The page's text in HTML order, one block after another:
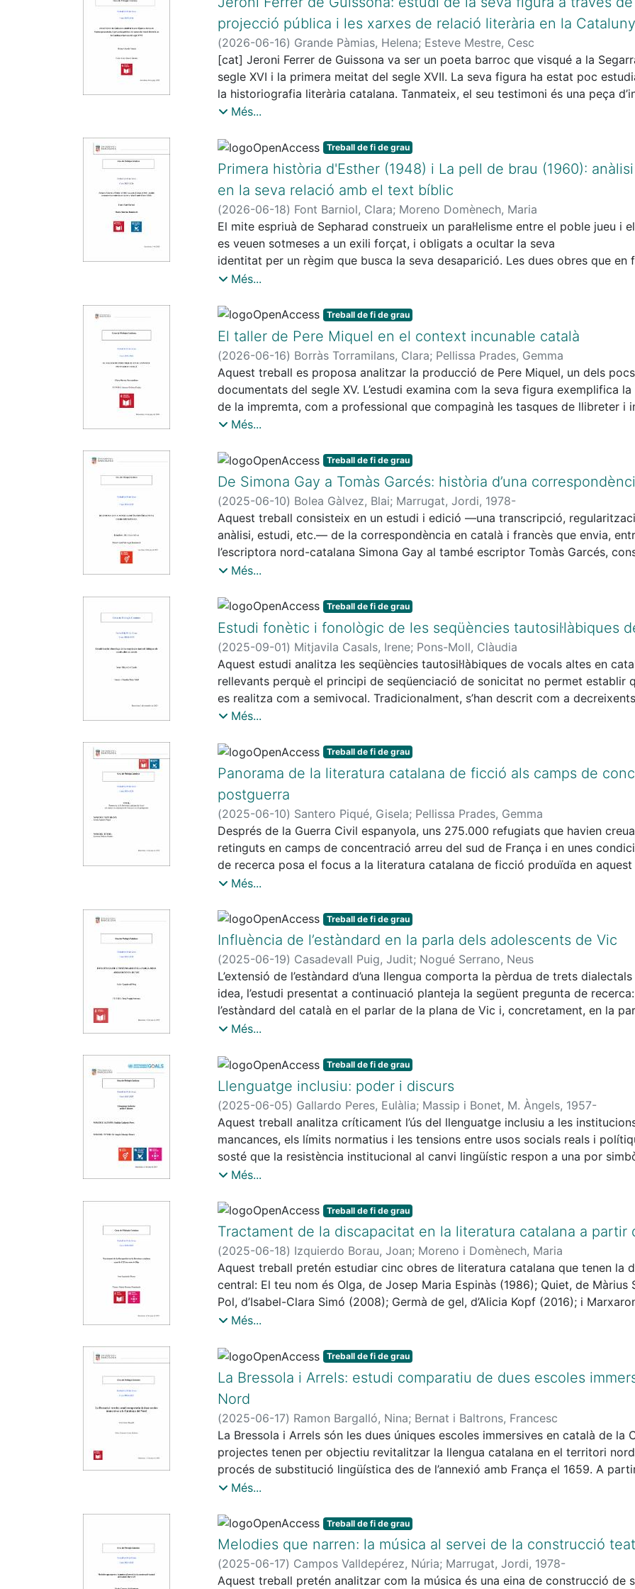
en seccions extenses d’una mateixa cançó. Pel que fa a les funcions,
principalment a finalitats estilístiques, identitàries i simbòliques. En conjunt,
l’alternança de codi és un element rellevant en la construcció d’identitats
pràctiques lingüístiques actuals.
projecció pública i les xarxes de relació literària en la
(2026-06-16) Grande Pàmias, Helena; Esteve Mestre, Cesc
[cat] Jeroni Ferrer de Guissona va ser un poeta barroc que visqué a la
segle XVI i la primera meitat del segle XVII. La seva figura ha estat poc
la historiografia literària catalana. Tanmateix, el seu testimoni és una peça
pràctiques literàries del Barroc català. És per això que aquest treball es
quin paper va tenir com a escriptor i canonge dins la Catalunya barroca, així
circumstàncies condicionaren la seva producció. L’estudi es focalitza en
d’autorepresentació i les estratègies discursives que articulen la seva
Més...
Treball de fi de grau
Primera història d'Esther (1948) i La pell de brau (1960):
en la seva relació amb el text bíblic
(2026-06-18) Font Barniol, Clara; Moreno Domènech, Maria
El mite espriuà de Sepharad construeix un paral·lelisme entre el poble jueu i
es veuen sotmeses a un exili forçat, i obligats a ocultar la seva
identitat per un règim que busca la seva desaparició. Les dues obres que
de dos llibres bíblics – Llibre d’Ester i Llibre de Job – que els basteixen, els
obres d’Espriu. A través de l’anàlisi dels segments en els quals la literatura
s’ha conclòs que, mentre que Llibre d’Ester és el punt de partida de Primera
completa la reflexió proposada a La pell de brau i l’omple de sentit:
l’ésser humà enfront de la mort, inevitable.
Més...
Treball de fi de grau
El taller de Pere Miquel en el context incunable català
(2026-06-16) Borràs Torramilans, Clara; Pellissa Prades, Gemma
Aquest treball es proposa analitzar la producció de Pere Miquel, un dels
documentats del segle XV. L’estudi examina com la seva figura exemplifica
de la impremta, com a professional que compaginà les tasques de llibreter i
finals de l'edat mitjana. A partir de l’anàlisi del seu corpus tipogràfic, que es
bilingüisme llatí-català. La investigació també aprofundeix en els aspectes
en els dubtes d'atribució que han suscitat algunes de les obres estudiades.
conèixer els interessos culturals de l’època i identificar les demandes
fet que el situa com una peça clau de la configuració del mercat editorial
Més...
Treball de fi de grau
De Simona Gay a Tomàs Garcés: història d’una
(2025-06-10) Bolea Gàlvez, Blai; Marrugat, Jordi, 1978-
Aquest treball consisteix en un estudi i edició —una transcripció,
anàlisi, estudi, etc.— de la correspondència en català i francès que envia,
l’escriptora nord-catalana Simona Gay al també escriptor Tomàs Garcés,
de la Biblioteca de Catalunya. Para atenció, entre altres coses, a la seva
la figura de Simona Gay —a la seva vida, als seus pensaments, esperances i
informació d’algunes obres de Simona, com ara La gerra al sol o Folklore
iniciatives d’homenatge al seu germà, el poeta Josep Sebastià Pons.
Més...
Treball de fi de grau
Estudi fonètic i fonològic de les seqüències tautosil·làbiques
(2025-09-01) Mitjavila Casals, Irene; Pons-Moll, Clàudia
Aquest estudi analitza les seqüències tautosil·làbiques de vocals altes en
rellevants perquè el principi de seqüenciació de sonicitat no permet establir
es realitza com a semivocal. Tradicionalment, s’han descrit com a
castellà. A partir d’un corpus de 160 paraules distribuïdes equitativament
català central i castellà de Barcelona. La meitat tenen el català com a llengua
castellà. Amb les mesures articulatòries obtingudes a partir de l’F2, s’ha
presenten característiques acústiques diferents i que la posició del diftong i
realització creixent. Es proposa una anàlisi fonològica a partir de la teoria de
Més...
Treball de fi de grau
Panorama de la literatura catalana de ficció als camps de
postguerra
(2025-06-10) Santero Piqué, Gisela; Pellissa Prades, Gemma
Després de la Guerra Civil espanyola, uns 275.000 refugiats que havien
retinguts en camps de concentració arreu del sud de França i en unes
de recerca posa el focus a la literatura catalana de ficció produïda en
enllà de la producció memorialística, les característiques pròpies de la
escrites per autors coetanis als fets, de l’altra s’han analitzat les obres
(seixanta-vuit poemes inclosos en cinc poemaris). Així, hem pogut veure
una sèrie de llocs comuns en consonància amb la literatura
la denúncia de les condicions de vida o la concepció de la literatura com a
Més...
Treball de fi de grau
Influència de l’estàndard en la parla dels adolescents de Vic
(2025-06-19) Casadevall Puig, Judit; Nogué Serrano, Neus
L’extensió de l’estàndard d’una llengua comporta la pèrdua de trets
idea, l’estudi presentat a continuació planteja la següent pregunta de
l’estàndard del català en el parlar de la plana de Vic i, concretament, en la
partir de vuit entrevistes semidirigides fetes a quatre adolescents d’entre 14 i
zona. Així doncs, es compara el que diu la bibliografia sobre el parlar de la
obres normatives de l’Institut d’Estudis Catalans, i les realitzacions
d’aquests vuit informants. I tot això es fa amb l’objectiu d’observar el grau
de l’estàndard.
Més...
Treball de fi de grau
Llenguatge inclusiu: poder i discurs
(2025-06-05) Gallardo Peres, Eulàlia; Massip i Bonet, M. Àngels, 1957-
Aquest treball analitza críticament l’ús del llenguatge inclusiu a les
mancances, els límits normatius i les tensions entre usos socials reals i
sosté que la resistència institucional al canvi lingüístic respon a una por
catalana, fet que pot provocar-ne la fossilització. El treball contrasta els
Raig Verd, i reivindica una mirada interdisciplinària. S’hi argumenta que el
simbòlica i que les institucions han d’adaptar-se als canvis socials per
català.
Més...
Treball de fi de grau
Tractament de la discapacitat en la literatura catalana a partir
(2025-06-18) Izquierdo Borau, Joan; Moreno i Domènech, Maria
Aquest treball pretén estudiar cinc obres de literatura catalana que tenen la
central: El teu nom és Olga, de Josep Maria Espinàs (1986); Quiet, de Màrius
Pol, d’Isabel-Clara Simó (2008); Germà de gel, d’Alicia Kopf (2016); i
D’una banda, s’analitzaran aspectes formals centrats en la tipologia textual,
s’estructura el relat; i l’evolució terminològica lligada a la concepció de la
s’analitzarà la identitat del personatge amb discapacitat i la relació directa
la identitat del narrador, la responsabilitat parental, l’amor (incondicional o
identitat i llenguatge o la mort.
Més...
Treball de fi de grau
La Bressola i Arrels: estudi comparatiu de dues escoles
Nord
(2025-06-17) Ramon Bargalló, Nina; Bernat i Baltrons, Francesc
La Bressola i Arrels són les dues úniques escoles immersives en català de la
projectes tenen per objectiu revitalitzar la llengua catalana en el territori
procés de substitució lingüística des de l’annexió amb França el 1659. A
s’analitzarà el paper que tenen La Bressola i Arrels en la revitalització de la
les limitacions de cadascun.
Més...
Treball de fi de grau
Melodies que narren: la música al servei de la construcció
(2025-06-17) Campos Valldepérez, Núria; Marrugat, Jordi, 1978-
Aquest treball pretén analitzar com la música és una eina de construcció de